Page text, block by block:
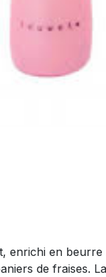
enrichi en
de fraises.